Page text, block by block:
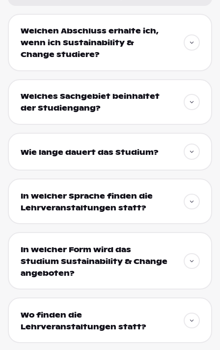
Welchen Abschluss erhalte ich,
wenn ich Sustainability &
Change studiere?
Welches Sachgebiet beinhaltet
der Studiengang?
Wie lange dauert das Studium?
In welcher Sprache finden die
Lehrveranstaltungen statt?
In welcher Form wird das
Studium Sustainability & Change
angeboten?
Wo finden die
Lehrveranstaltungen statt?